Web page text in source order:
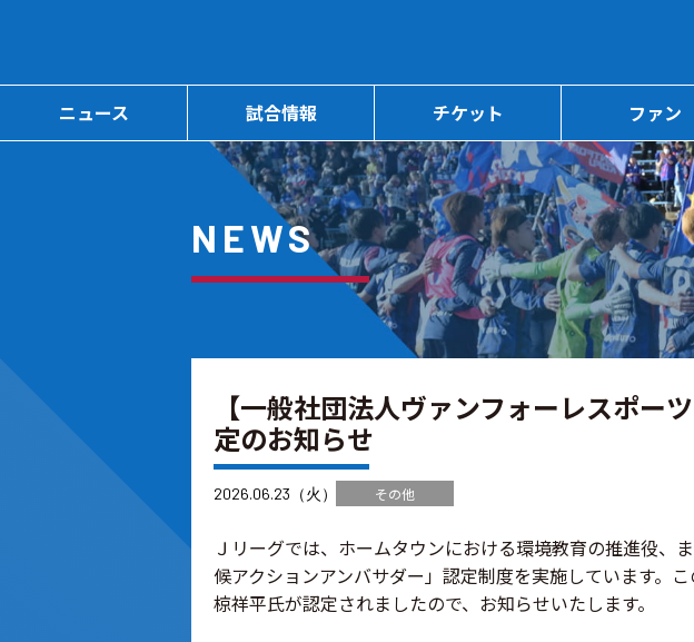
ニュース 試合情報 チケット ファン
NEWS
【一般社団法人ヴァンフォーレスポー
定のお知らせ
2026.06.23（火） その他
Ｊリーグでは、ホームタウンにおける環境教育の推進役、
候アクションアンバサダー」認定制度を実施しています。
椋祥平氏が認定されましたので、お知らせいたします。